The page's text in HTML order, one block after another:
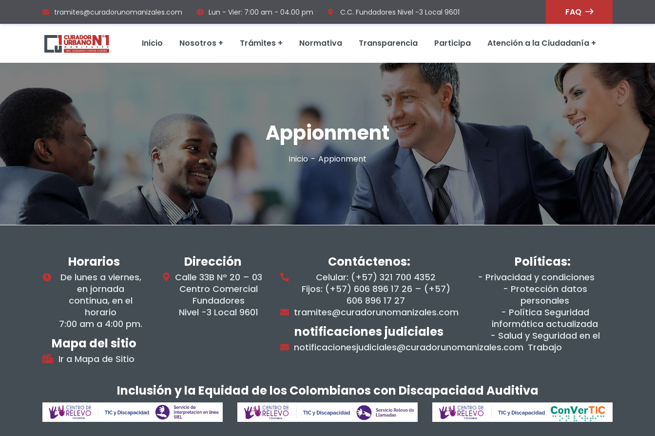
tramites@curadorunomanizales.com Lun - Vier: 7:00 am - 04.00 pm C.C. Fundadores Nivel -3 Local 9601 FAQ
Inicio Nosotros Trámites Normativa Transparencia Participa Atención a la Ciudadanía
Appionment
Inicio Appionment
Horarios
De lunes a viernes,
en jornada
continua, en el
horario
7:00 am a 4:00 pm.
Mapa del sitio
Ir a Mapa de Sitio
Dirección
Calle 33B N° 20 – 03
Centro Comercial
Fundadores
Nivel -3 Local 9601
Contáctenos:
Celular: (+57) 321 700 4352
Fijos: (+57) 606 896 17 26 – (+57)
606 896 17 27
tramites@curadorunomanizales.com
notificaciones judiciales
notificacionesjudiciales@curadorunomanizales.com
Políticas:
- Privacidad y condiciones
- Protección datos
personales
- Política Seguridad
informática actualizada
- Salud y Seguridad en el
Trabajo
Inclusión y la Equidad de los Colombianos con Discapacidad Auditiva